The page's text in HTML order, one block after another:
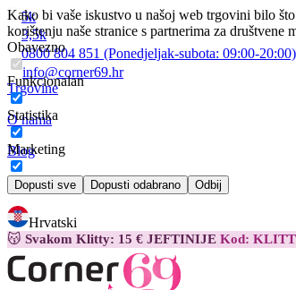
Kako bi vaše iskustvo u našoj web trgovini bilo
korištenju naše stranice s partnerima za
Obavezno
Funkcionalan
Statistika
Marketing
Dopusti sve Dopusti odabrano Odbij
5k
3,5k
0800 804 851 (Ponedjeljak-subota: 09:00-20:00)
info@corner69.hr
Trgovine
O nama
Blog
Kontakt
Hrvatski
😽 Svakom Klitty: 15 € JEFTINIJE Kod: